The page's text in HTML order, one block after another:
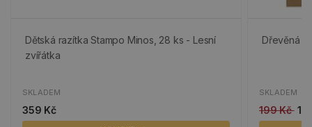
Dětská razítka Stampo Minos, 28 ks - Lesní
zvířátka
SKLADEM
359 Kč
Dřevěná
SKLADEM
199 Kč